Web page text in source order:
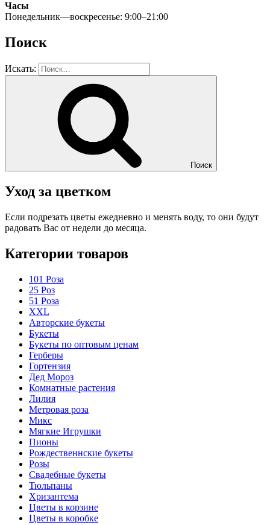
Часы
Понедельник—воскресенье: 9:00–21:00
Поиск
Искать:
Поиск
Уход за цветком
Если подрезать цветы ежедневно и менять воду, то они будут
радовать Вас от недели до месяца.
Категории товаров
101 Роза
25 Роз
51 Роза
XXL
Авторские букеты
Букеты
Букеты по оптовым ценам
Герберы
Гортензия
Дед Мороз
Комнатные растения
Лилия
Метровая роза
Микс
Мягкие Игрушки
Пионы
Рождественнские букеты
Розы
Свадебные букеты
Тюльпаны
Хризантема
Цветы в корзине
Цветы в коробке